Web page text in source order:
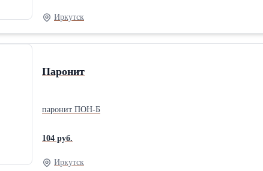
Иркутск
Паронит
паронит ПОН-Б
104 руб.
Иркутск